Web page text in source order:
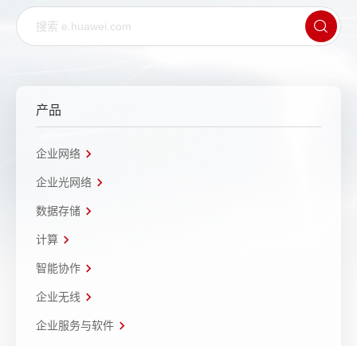
产品
企业网络
企业光网络
数据存储
计算
智能协作
企业无线
企业服务与软件